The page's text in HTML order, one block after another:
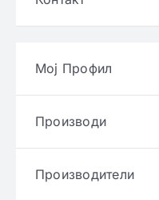
Мој Профил
Производи
Производители